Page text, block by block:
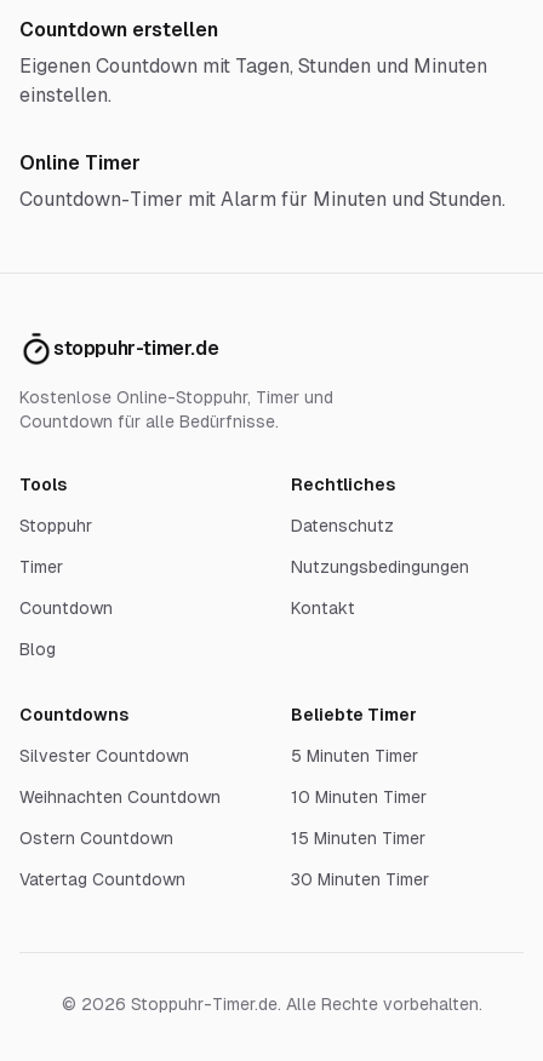
Countdown erstellen
Eigenen Countdown mit Tagen, Stunden und Minuten
einstellen.
Online Timer
Countdown-Timer mit Alarm für Minuten und Stunden.
stoppuhr-timer.de
Kostenlose Online-Stoppuhr, Timer und
Countdown für alle Bedürfnisse.
Tools
Stoppuhr
Timer
Countdown
Blog
Rechtliches
Datenschutz
Nutzungsbedingungen
Kontakt
Countdowns
Silvester Countdown
Weihnachten Countdown
Ostern Countdown
Vatertag Countdown
Beliebte Timer
5 Minuten Timer
10 Minuten Timer
15 Minuten Timer
30 Minuten Timer
© 2026 Stoppuhr-Timer.de. Alle Rechte vorbehalten.